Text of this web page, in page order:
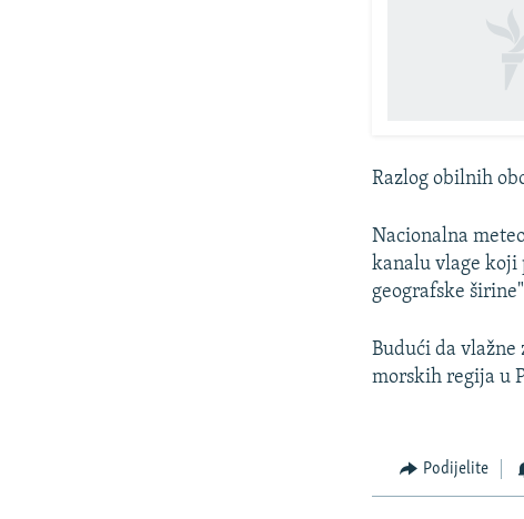
Razlog obilnih
Nacionalna
kanalu vlage koji
geografske
Budući da
morskih regija u
Podijelite